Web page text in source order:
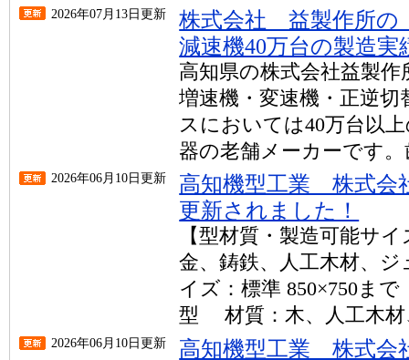
2026年07月13日更新
株式会社 益製作所の
減速機40万台の製造
高知県の株式会社益製作
増速機・変速機・正逆
スにおいては40万台以
器の老舗メーカーです
2026年06月10日更新
高知機型工業 株式会
更新されました！
【型材質・製造可能サ
金、鋳鉄、人工木材、
イズ：標準 850×750ま
型 材質：木、人工木材
2026年06月10日更新
高知機型工業 株式会